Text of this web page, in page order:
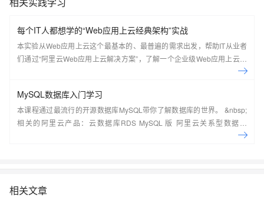
每个IT人都想学的“Web应用上云经典架构”实战
本实验从Web应用上云这个最基本的、最普遍的需求出发，帮助IT从业者
们通过“阿里云Web应用上云解决方案”，了解一个企业级Web应用上云的
MySQL数据库入门学习
本课程通过最流行的开源数据库MySQL带你了解数据库的世界。 &nbsp;
相关的阿里云产品：云数据库RDS MySQL 版 阿里云关系型数据库
RDS（Relational Database Service）是一种稳定可靠、可弹性伸缩的在
相关文章